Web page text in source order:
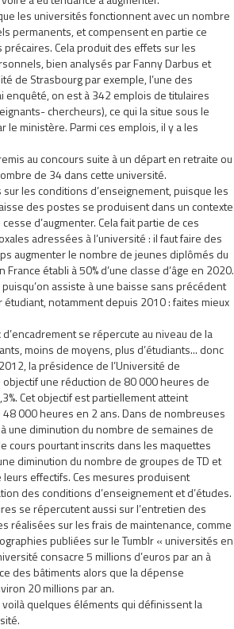
les universités fonctionnent avec un nombre
permanents, et compensent en partie ce
Cela produit des effets sur les
bien analysés par Fanny Darbus et
de Strasbourg par exemple, l’une des
enquêté, on est à 342 emplois de titulaires
chercheurs), ce qui la situe sous le
le ministère. Parmi ces emplois, il y a les
au concours suite à un départ en retraite ou
de 34 dans cette université.
les conditions d’enseignement, puisque les
des postes se produisent dans un contexte
d’augmenter. Cela fait partie de ces
adressées à l’université : il faut faire des
augmenter le nombre de jeunes diplômés du
établi à 50% d’une classe d’âge en 2020.
assiste à une baisse sans précédent
notamment depuis 2010 : faites mieux
se répercute au niveau de la
moins de moyens, plus d’étudiants... donc
la présidence de l’Université de
objectif une réduction de 80 000 heures de
Cet objectif est partiellement atteint
48 000 heures en 2 ans. Dans de nombreuses
une diminution du nombre de semaines de
cours pourtant inscrits dans les maquettes
diminution du nombre de groupes de TD et
effectifs. Ces mesures produisent
des conditions d’enseignement et d’études.
se répercutent aussi sur l’entretien des
réalisées sur les frais de maintenance, comme
publiées sur le Tumblr « universités en
consacre 5 millions d’euros par an à
des bâtiments alors que la dépense
20 millions par an.
quelques éléments qui définissent la